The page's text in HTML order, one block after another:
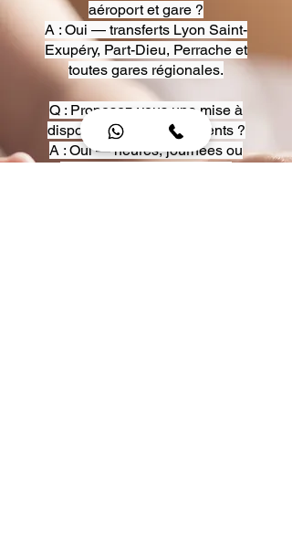
aéroport et gare ?
A : Oui — transferts Lyon Saint-
Exupéry, Part-Dieu, Perrache et
toutes gares régionales.
Q : Proposez-vous une mise à
disposition pour événements ?
A : Oui — heures, journées ou